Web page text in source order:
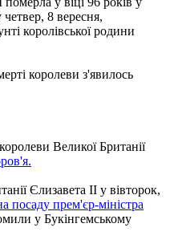
8 вересня,
королівської родини
королеви з'явилось
Великої Британії
Єлизавета II у вівторок,
посаду прем'єр-міністра
у Букінгемському